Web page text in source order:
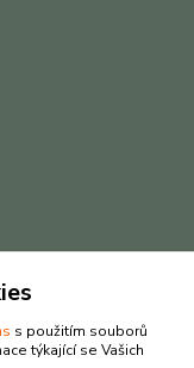
s použitím souborů
týkající se Vašich